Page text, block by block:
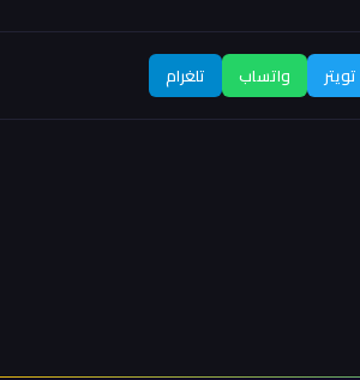
تويتر واتساب تلغرام